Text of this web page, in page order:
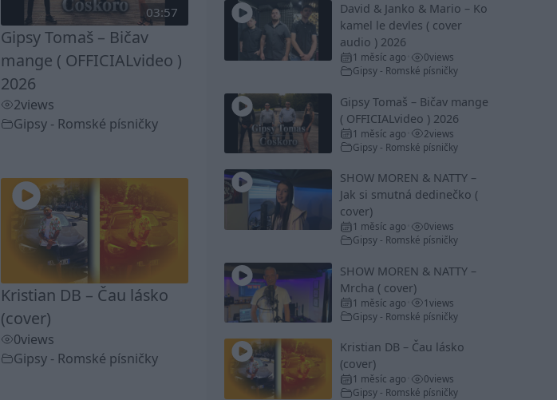
03:57
Gipsy Tomaš – Bičav
mange ( OFFICIALvideo )
2026
2views
Gipsy - Romské písničky
Kristian DB – Čau lásko
(cover)
0views
Gipsy - Romské písničky
David & Janko & Mario – Ko
kamel le devles ( cover
audio ) 2026
1 měsíc ago 0views
Gipsy - Romské písničky
Gipsy Tomaš – Bičav mange
( OFFICIALvideo ) 2026
1 měsíc ago 2views
Gipsy - Romské písničky
SHOW MOREN & NATTY –
Jak si smutná dedinečko (
cover)
1 měsíc ago 0views
Gipsy - Romské písničky
SHOW MOREN & NATTY –
Mrcha ( cover)
1 měsíc ago 1views
Gipsy - Romské písničky
Kristian DB – Čau lásko
(cover)
1 měsíc ago 0views
Gipsy - Romské písničky